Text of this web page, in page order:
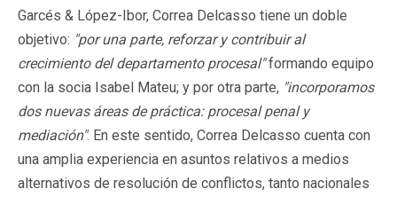
Garcés & López-Ibor, Correa Delcasso tiene un doble
objetivo: "por una parte, reforzar y contribuir al
crecimiento del departamento procesal"formando equipo
con la socia Isabel Mateu; y por otra parte, "incorporamos
dos nuevas áreas de práctica: procesal penal y
mediación". En este sentido, Correa Delcasso cuenta con
una amplia experiencia en asuntos relativos a medios
alternativos de resolución de conflictos, tanto nacionales